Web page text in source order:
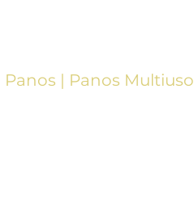
Panos | Panos Multiuso